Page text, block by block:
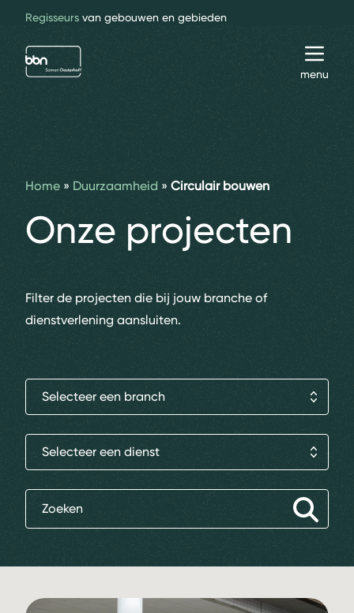
Regisseurs van gebouwen en gebieden
bbn adviseurs
menu
Home » Duurzaamheid » Circulair bouwen
Onze projecten
Filter de projecten die bij jouw branche of
dienstverlening aansluiten.
Selecteer een branch
Selecteer een dienst